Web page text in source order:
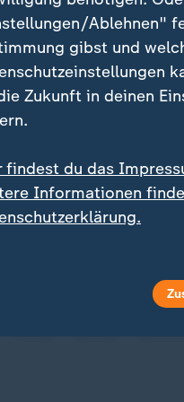
entschied
Die Parteimitglieder
Instanz.
im Mai 2023
mit Bürgermeister
steht bereits
Ablehnen"
gibst und
Zukunft in deinen
findest du das
Informationen